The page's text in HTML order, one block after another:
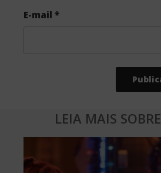
E-mail *
LEIA MAIS SOBRE